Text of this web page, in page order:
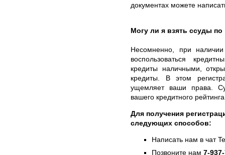
документах можете
Могу ли я взять ссуды
Несомненно, при
воспользоваться
кредиты наличными,
кредиты. В этом
ущемляет ваши права.
вашего кредитного
Для получения
следующих способов:
Написать нам в чат
Позвоните нам 7-